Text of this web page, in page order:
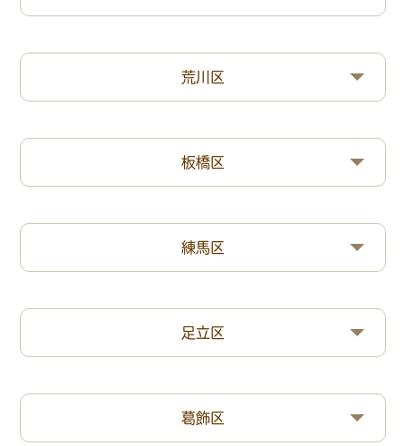
荒川区
板橋区
練馬区
足立区
葛飾区